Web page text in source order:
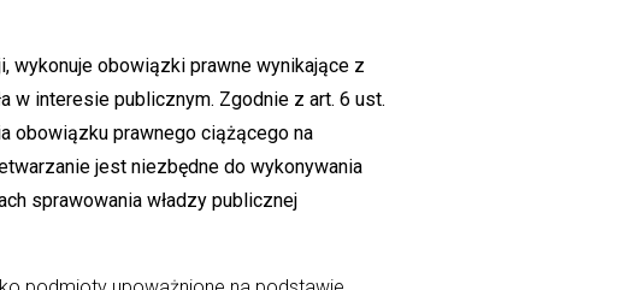
wykonuje obowiązki prawne wynikające z
w interesie publicznym. Zgodnie z art. 6 ust.
obowiązku prawnego ciążącego na
jest niezbędne do wykonywania
sprawowania władzy publicznej